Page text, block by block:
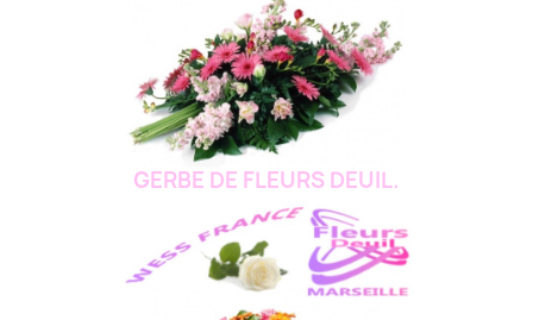
GERBE DE FLEURS DEUIL.